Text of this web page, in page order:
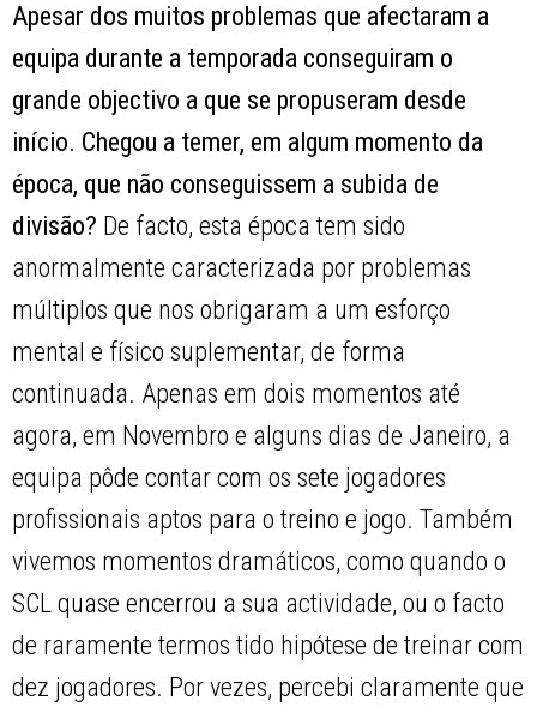
Apesar dos muitos problemas que afectaram a
equipa durante a temporada conseguiram o
grande objectivo a que se propuseram desde
início. Chegou a temer, em algum momento da
época, que não conseguissem a subida de
divisão? De facto, esta época tem sido
anormalmente caracterizada por problemas
múltiplos que nos obrigaram a um esforço
mental e físico suplementar, de forma
continuada. Apenas em dois momentos até
agora, em Novembro e alguns dias de Janeiro, a
equipa pôde contar com os sete jogadores
profissionais aptos para o treino e jogo. Também
vivemos momentos dramáticos, como quando o
SCL quase encerrou a sua actividade, ou o facto
de raramente termos tido hipótese de treinar com
dez jogadores. Por vezes, percebi claramente que